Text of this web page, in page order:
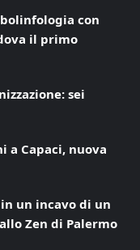
con
il primo
sei
a Capaci, nuova
un incavo di un
Zen di Palermo